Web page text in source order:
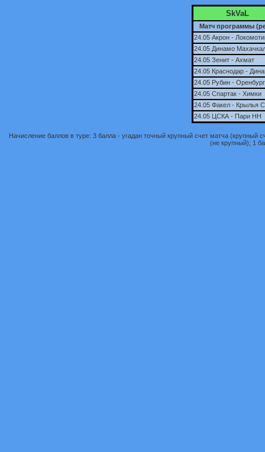
SkVaL
Матч программы
24.05 Акрон -
24.05 Динамо
24.05 Зенит - Ахмат
24.05 Краснодар -
24.05 Рубин - Оренбург
24.05 Спартак - Химки
24.05 Факел - Крылья
24.05 ЦСКА - Пари НН
Начисление баллов в туре: 3 балла - угадан точный крупный счет матча (крупный
(не крупный); 1